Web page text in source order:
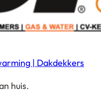
| Dakdekkers
huis.